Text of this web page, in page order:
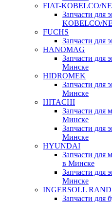
FIAT-KOBELCO/
Запчасти для
KOBELCO/
FUCHS
Запчасти для
HANOMAG
Запчасти для
Минске
HIDROMEK
Запчасти для
Минске
HITACHI
Запчасти для
Минске
Запчасти для
Минске
HYUNDAI
Запчасти для
в Минске
Запчасти для
Минске
INGERSOLL RAND
Запчасти для